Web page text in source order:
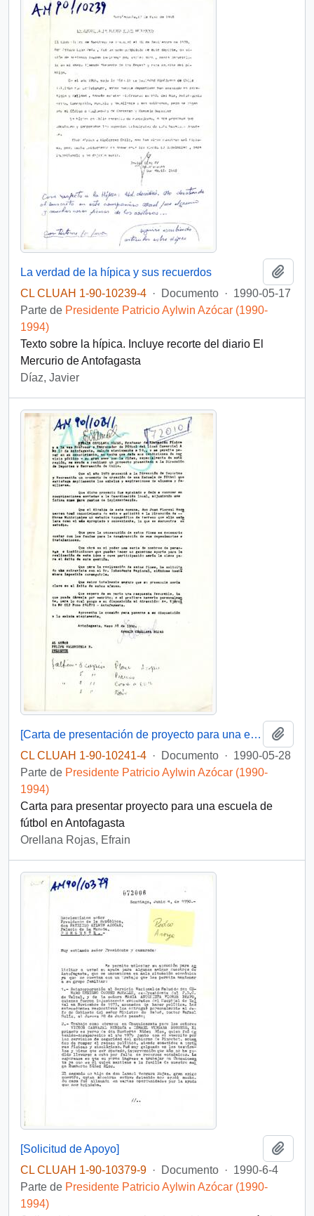
La verdad de la hípica y sus recuerdos
CL CLUAH 1-90-10239-4 · Documento · 1990-05-17
Parte de Presidente Patricio Aylwin Azócar (1990-
1994)
Texto sobre la hípica. Incluye recorte del diario El
Mercurio de Antofagasta
Díaz, Javier
[Carta de presentación de proyecto para una escuela de fútbol]
CL CLUAH 1-90-10241-4 · Documento · 1990-05-28
Parte de Presidente Patricio Aylwin Azócar (1990-
1994)
Carta para presentar proyecto para una escuela de
fútbol en Antofagasta
Orellana Rojas, Efrain
[Solicitud de Apoyo]
CL CLUAH 1-90-10379-9 · Documento · 1990-6-4
Parte de Presidente Patricio Aylwin Azócar (1990-
1994)